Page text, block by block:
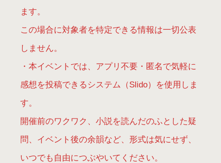
ます。
この場合に対象者を特定できる情報は一切公表
しません。
・本イベントでは、アプリ不要・匿名で気軽に
感想を投稿できるシステム（Slido）を使用しま
す。
開催前のワクワク、小説を読んだのふとした疑
問、イベント後の余韻など、形式は気にせず、
いつでも自由につぶやいてください。